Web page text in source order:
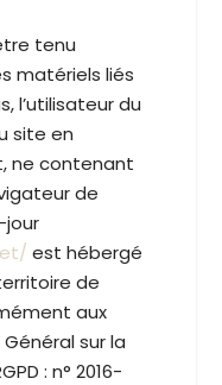
tenu
matériels liés
l’utilisateur du
site en
ne contenant
de
jour
est hébergé
de
aux
sur la
: n° 2016-